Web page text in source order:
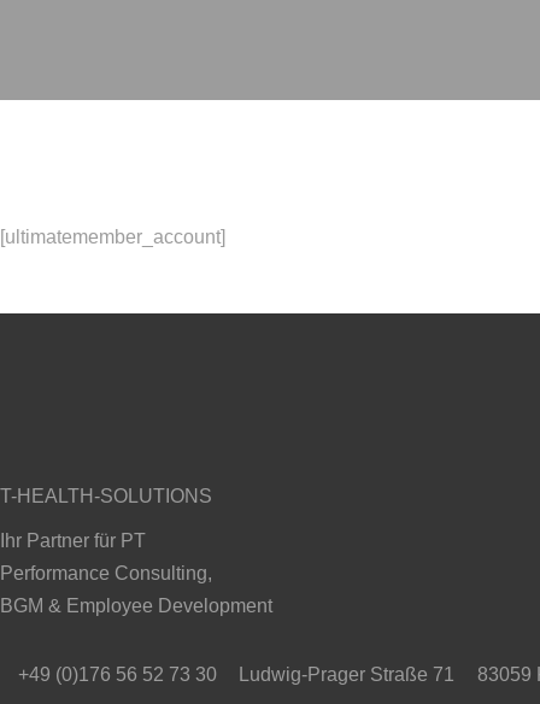
[ultimatemember_account]
T-HEALTH-SOLUTIONS
Ihr Partner für PT
Performance Consulting,
BGM & Employee Development
+49 (0)176 56 52 73 30 Ludwig-Prager Straße 71 83059